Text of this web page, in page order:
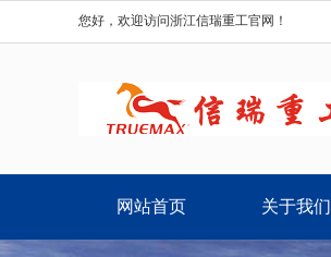
您好，欢迎访问浙江信瑞重工官网！
网站首页 关于我们